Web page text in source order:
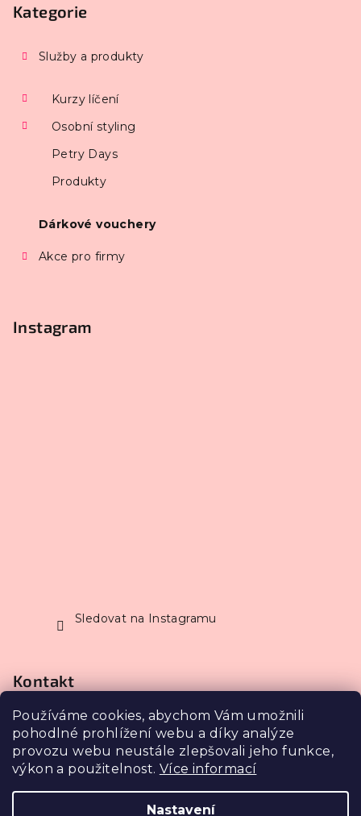
Používáme cookies, abychom Vám umožnili
pohodlné prohlížení webu a díky analýze
provozu webu neustále zlepšovali jeho funkce,
výkon a použitelnost. Více informací
Nastavení
Kategorie
Služby a produkty
Kurzy líčení
Osobní styling
Petry Days
Produkty
Dárkové vouchery
Akce pro firmy
Instagram
Sledovat na Instagramu
Kontakt
info@petrasestakova.cz
602 355 544